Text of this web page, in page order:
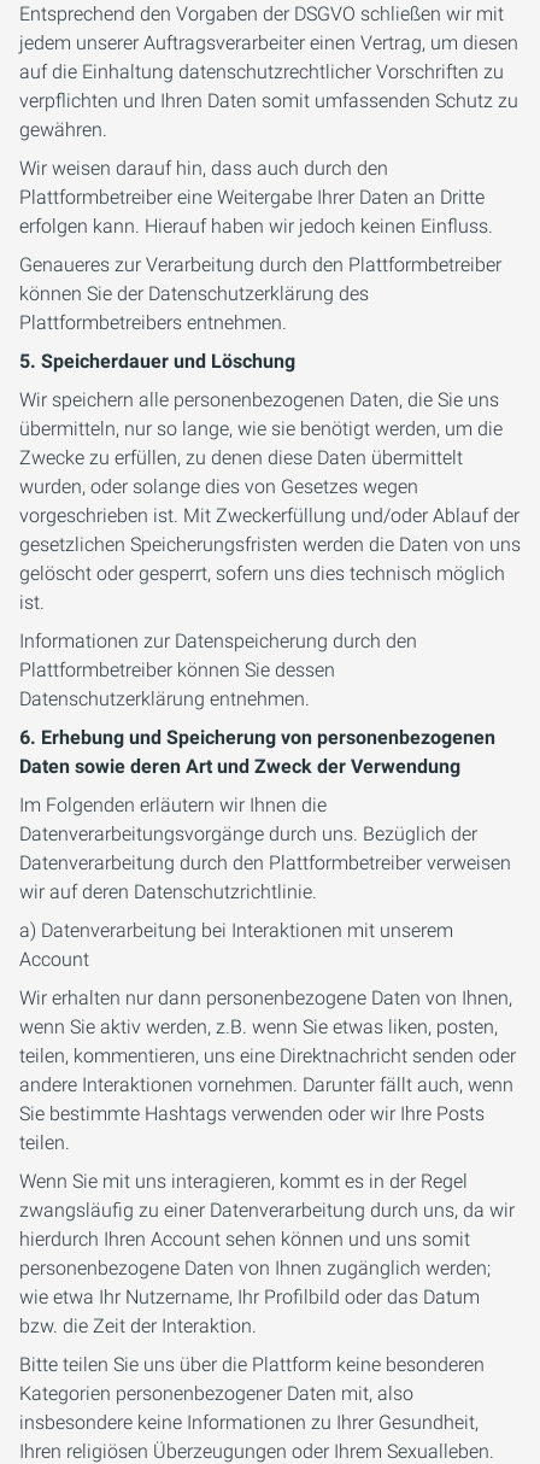
Entsprechend den Vorgaben der DSGVO schließen wir mit
jedem unserer Auftragsverarbeiter einen Vertrag, um diesen
auf die Einhaltung datenschutzrechtlicher Vorschriften zu
verpflichten und Ihren Daten somit umfassenden Schutz zu
gewähren.
Wir weisen darauf hin, dass auch durch den
Plattformbetreiber eine Weitergabe Ihrer Daten an Dritte
erfolgen kann. Hierauf haben wir jedoch keinen Einfluss.
Genaueres zur Verarbeitung durch den Plattformbetreiber
können Sie der Datenschutzerklärung des
Plattformbetreibers entnehmen.
5. Speicherdauer und Löschung
Wir speichern alle personenbezogenen Daten, die Sie uns
übermitteln, nur so lange, wie sie benötigt werden, um die
Zwecke zu erfüllen, zu denen diese Daten übermittelt
wurden, oder solange dies von Gesetzes wegen
vorgeschrieben ist. Mit Zweckerfüllung und/oder Ablauf der
gesetzlichen Speicherungsfristen werden die Daten von uns
gelöscht oder gesperrt, sofern uns dies technisch möglich
ist.
Informationen zur Datenspeicherung durch den
Plattformbetreiber können Sie dessen
Datenschutzerklärung entnehmen.
6. Erhebung und Speicherung von personenbezogenen
Daten sowie deren Art und Zweck der Verwendung
Im Folgenden erläutern wir Ihnen die
Datenverarbeitungsvorgänge durch uns. Bezüglich der
Datenverarbeitung durch den Plattformbetreiber verweisen
wir auf deren Datenschutzrichtlinie.
a) Datenverarbeitung bei Interaktionen mit unserem
Account
Wir erhalten nur dann personenbezogene Daten von Ihnen,
wenn Sie aktiv werden, z.B. wenn Sie etwas liken, posten,
teilen, kommentieren, uns eine Direktnachricht senden oder
andere Interaktionen vornehmen. Darunter fällt auch, wenn
Sie bestimmte Hashtags verwenden oder wir Ihre Posts
teilen.
Wenn Sie mit uns interagieren, kommt es in der Regel
zwangsläufig zu einer Datenverarbeitung durch uns, da wir
hierdurch Ihren Account sehen können und uns somit
personenbezogene Daten von Ihnen zugänglich werden;
wie etwa Ihr Nutzername, Ihr Profilbild oder das Datum
bzw. die Zeit der Interaktion.
Bitte teilen Sie uns über die Plattform keine besonderen
Kategorien personenbezogener Daten mit, also
insbesondere keine Informationen zu Ihrer Gesundheit,
Ihren religiösen Überzeugungen oder Ihrem Sexualleben.